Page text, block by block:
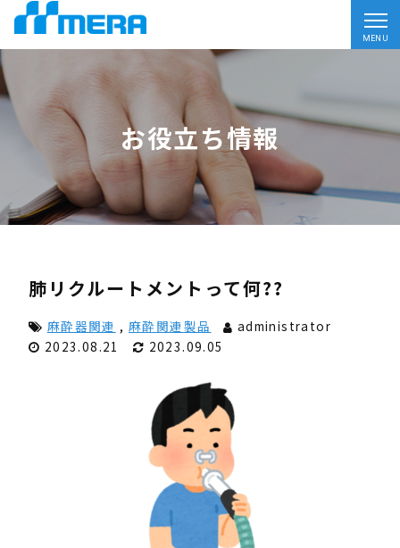
MENU
お役立ち情報
肺リクルートメントって何??
麻酔器関連 ,麻酔関連製品
administrator
2023.08.21
2023.09.05